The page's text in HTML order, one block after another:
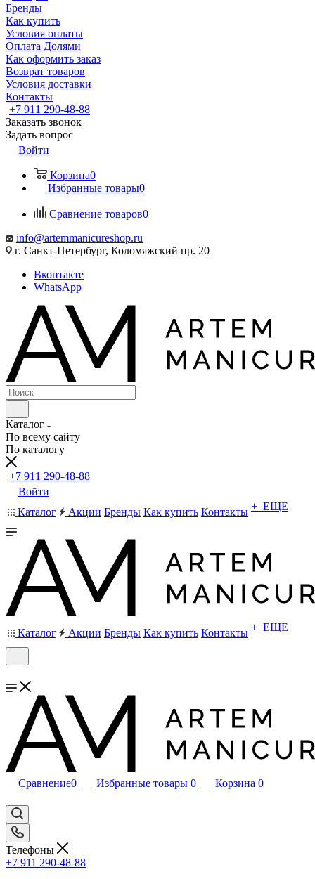
Бренды
Как купить
Условия оплаты
Оплата Долями
Как оформить заказ
Возврат товаров
Условия доставки
Контакты
+7 911 290-48-88
Заказать звонок
Задать вопрос
Войти
Корзина0
Избранные товары0
Сравнение товаров0
info@artemmanicureshop.ru
г. Санкт-Петербург, Коломяжский пр. 20
Вконтакте
WhatsApp
Каталог
По всему сайту
По каталогу
+7 911 290-48-88
Войти
Каталог
Акции Бренды Как купить Контакты + ЕЩЕ
Каталог Акции Бренды Как купить Контакты + ЕЩЕ
Сравнение0 Избранные товары 0 Корзина 0
Телефоны
+7 911 290-48-88